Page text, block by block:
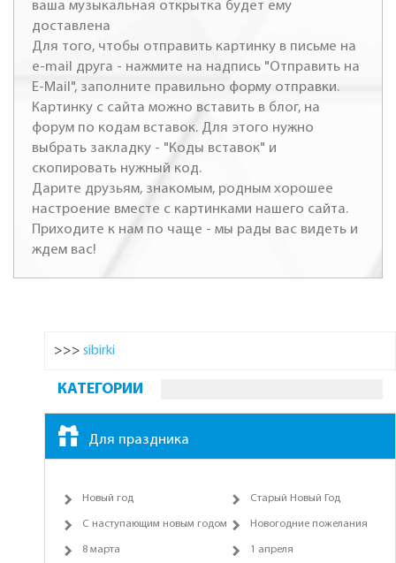
ваша музыкальная открытка будет ему
доставлена
Для того, чтобы отправить картинку в письме на
e-mail друга - нажмите на надпись "Отправить на
E-Mail", заполните правильно форму отправки.
Картинку с сайта можно вставить в блог, на
форум по кодам вставок. Для этого нужно
выбрать закладку - "Коды вставок" и
скопировать нужный код.
Дарите друзьям, знакомым, родным хорошее
настроение вместе с картинками нашего сайта.
Приходите к нам по чаще - мы рады вас видеть и
ждем вас!
>>> sibirki
КАТЕГОРИИ
Для праздника
Новый год Старый Новый Год
С наступающим новым годом Новогодние пожелания
8 марта 1 апреля